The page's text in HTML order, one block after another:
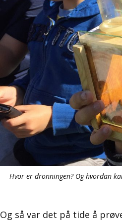
Hvor er dronningen? Og hvordan
Og så var det på tide å